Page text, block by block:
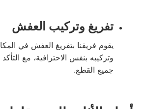
تفريغ وتركيب العفش
يقوم فريقنا بتفريغ العفش في
وتركيبه بنفس الاحترافية، مع
جميع القطع.